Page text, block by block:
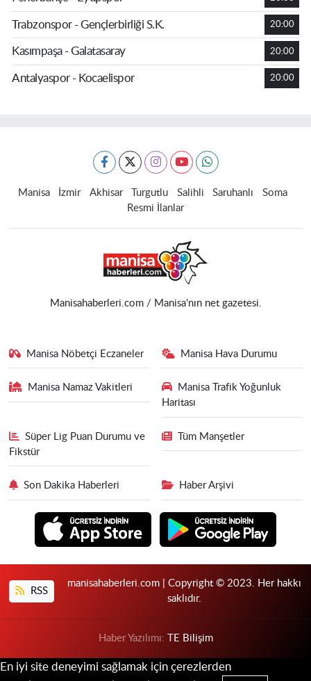
Trabzonspor - Gençlerbirliği S.K. 20:00
Kasımpaşa - Galatasaray 20:00
Antalyaspor - Kocaelispor 20:00
Manisa İzmir Akhisar Turgutlu Salihli Saruhanlı
Soma
Resmi İlanlar
Manisahaberleri.com / Manisa'nın net gazetesi.
Manisa Nöbetçi Eczaneler Manisa Hava Durumu
Manisa Namaz Vakitleri
Manisa Trafik Yoğunluk
Haritası
Süper Lig Puan Durumu ve
Fikstür
Tüm Manşetler
Son Dakika Haberleri Haber Arşivi
RSS
manisahaberleri.com | Copyright © 2023. Her hakkı
saklıdır.
Haber Yazılımı: TE Bilişim
En iyi site deneyimi sağlamak için çerezlerden